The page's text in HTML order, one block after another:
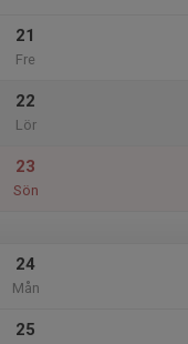
21
Fre
22
Lör
23
Sön
24
Mån
25